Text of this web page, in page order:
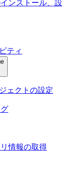
ンストール、設
ティ
ェクトの設定
情報の取得